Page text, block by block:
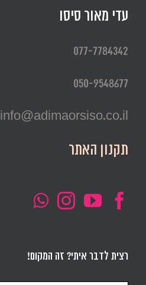
עדי מאור סיסו
077-7784342
050-9548677
info@adimaorsiso.co.il
תקנון האתר
רצית לדבר איתי? זה המקום!